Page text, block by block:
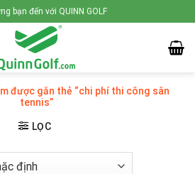
bạn đến với QUINN GOLF
được gắn thẻ “chi phí thi công sân
tennis”
LỌC